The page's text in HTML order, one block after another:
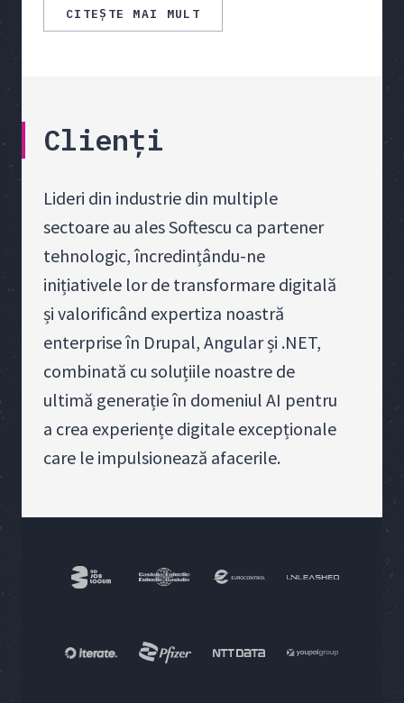
CITEȘTE MAI MULT
Clienți
Lideri din industrie din multiple
sectoare au ales Softescu ca partener
tehnologic, încredințându-ne
inițiativele lor de transformare digitală
și valorificând expertiza noastră
enterprise în Drupal, Angular și .NET,
combinată cu soluțiile noastre de
ultimă generație în domeniul AI pentru
a crea experiențe digitale excepționale
care le impulsionează afacerile.